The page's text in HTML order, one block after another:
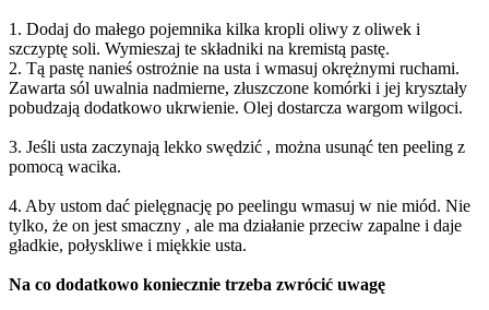
1. Dodaj do małego pojemnika kilka kropli oliwy z oliwek i
szczyptę soli. Wymieszaj te składniki na kremistą pastę.
2. Tą pastę nanieś ostrożnie na usta i wmasuj okrężnymi ruchami.
Zawarta sól uwalnia nadmierne, złuszczone komórki i jej kryształy
pobudzają dodatkowo ukrwienie. Olej dostarcza wargom wilgoci.
3. Jeśli usta zaczynają lekko swędzić , można usunąć ten peeling z
pomocą wacika.
4. Aby ustom dać pielęgnację po peelingu wmasuj w nie miód. Nie
tylko, że on jest smaczny , ale ma działanie przeciw zapalne i daje
gładkie, połyskliwe i miękkie usta.
Na co dodatkowo koniecznie trzeba zwrócić uwagę